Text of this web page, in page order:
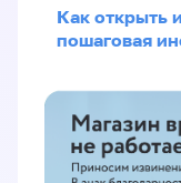
Как открыть
пошаговая